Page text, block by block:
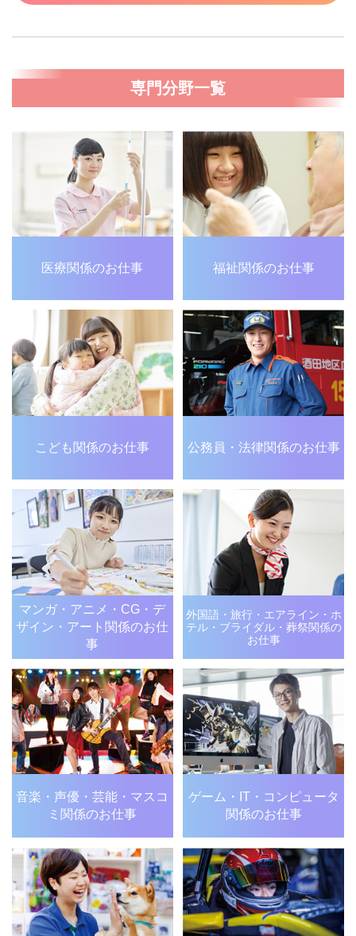
専門分野一覧
医療関係のお仕事 福祉関係のお仕事
こども関係のお仕事 公務員・法律関係のお仕事
マンガ・アニメ・CG・デ
ザイン・アート関係のお仕
事
外国語・旅行・エアライン・ ホ
テル・ブライダル・ 葬祭関係の
お仕事
音楽・声優・芸能・ マスコ
ミ関係のお仕事
ゲーム・IT・ コンピュータ
関係のお仕事